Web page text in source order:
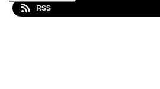
RSS